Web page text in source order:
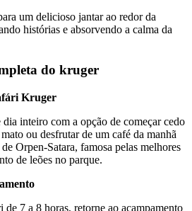
um delicioso jantar ao redor da
histórias e absorvendo a calma da
do kruger
Kruger
inteiro com a opção de começar cedo
ou desfrutar de um café da manhã
Orpen-Satara, famosa pelas melhores
de leões no parque.
7 a 8 horas, retorne ao acampamento